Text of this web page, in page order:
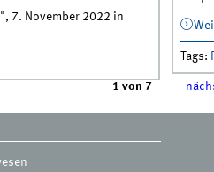
7. November 2022 in
Zeiten
Tags:
1 von 7